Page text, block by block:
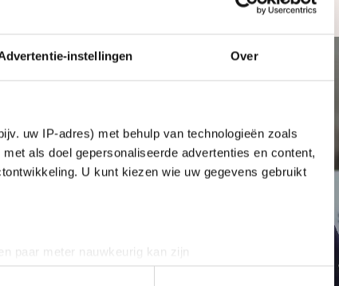
instellingen Over
uw IP-adres) met behulp van technologieën zoals
als doel gepersonaliseerde advertenties en content,
U kunt kiezen wie uw gegevens gebruikt
paar meter nauwkeurig kan zijn
eigenschappen (fingerprinting)